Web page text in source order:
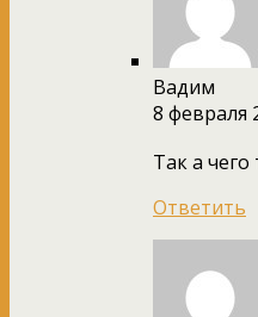
Вадим
8 февраля
Так а чего
Ответить